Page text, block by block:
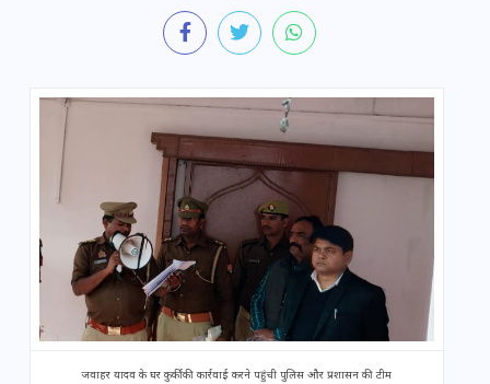
जवाहर यादव के घर कुर्की की कार्रवाई करने पहुंची पुलिस और प्रशासन की टीम